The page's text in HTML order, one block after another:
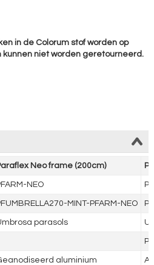
in de Colorum stof worden op
niet worden geretourneerd.
Neo frame (200cm)
NEO
MINT-PFARM-NEO
parasols
aluminium